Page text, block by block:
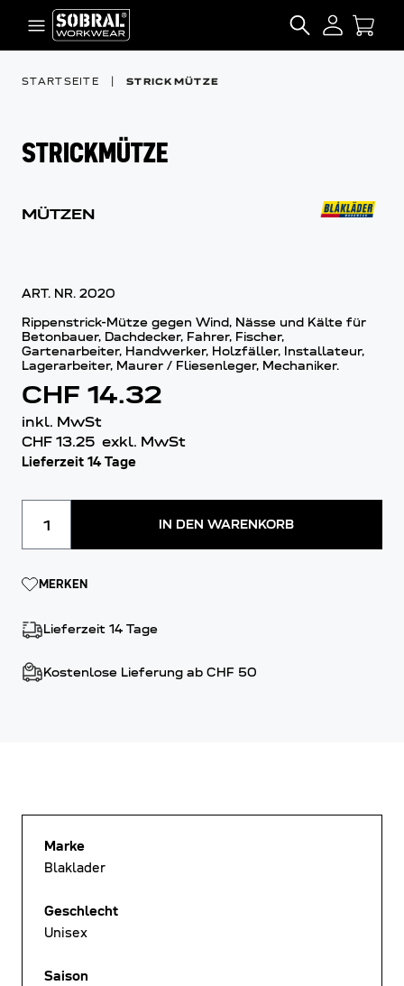
Zum Inhalt springen
SEARCH
STARTSEITE STRICKMÜTZE
STRICKMÜTZE
MÜTZEN
ART. NR. 2020
Rippenstrick-Mütze gegen Wind, Nässe und Kälte für
Betonbauer, Dachdecker, Fahrer, Fischer,
Gartenarbeiter, Handwerker, Holzfäller, Installateur,
Lagerarbeiter, Maurer / Fliesenleger, Mechaniker.
CHF 14.32
inkl. MwSt
CHF 13.25 exkl. MwSt
Lieferzeit 14 Tage
IN DEN WARENKORB
MERKEN
Lieferzeit 14 Tage
Kostenlose Lieferung ab CHF 50
Marke
Blaklader
Geschlecht
Unisex
Saison